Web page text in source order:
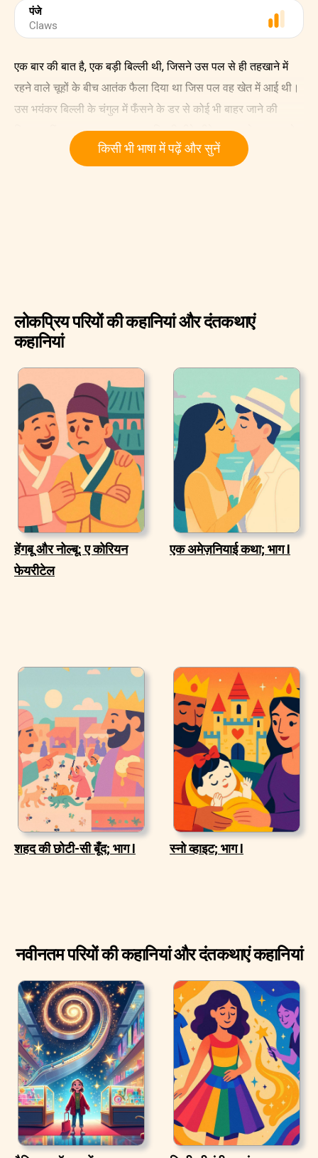
पंजे
Claws
एक बार की बात है, एक बड़ी बिल्ली थी, जिसने उस पल से ही तहखाने में
रहने वाले चूहों के बीच आतंक फैला दिया था जिस पल वह खेत में आई थी।
उस भयंकर बिल्ली के चंगुल में फँसने के डर से कोई भी बाहर जाने की
हिम्मत नहीं करता था। वह भयानक बिल्ली धीरे-धीरे, ज़्यादा-से-ज़्यादा चूहे
किसी भी भाषा में पढ़ें और सुनें
लोकप्रिय परियों की कहानियां और दंतकथाएं
कहानियां
हेंगबू और नोल्बू: ए कोरियन
फेयरीटेल
एक अमेज़नियाई कथा; भाग I
शहद की छोटी-सी बूँद; भाग I स्नो व्हाइट; भाग I
नवीनतम परियों की कहानियां और दंतकथाएं कहानियां